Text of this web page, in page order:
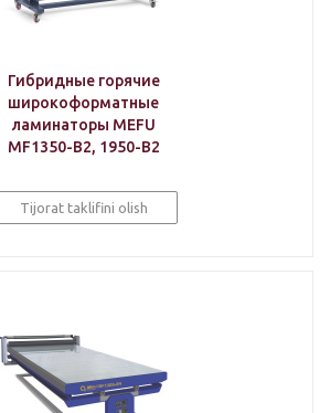
Гибридные горячие
широкоформатные
ламинаторы MEFU
MF1350-B2, 1950-B2
Tijorat taklifini olish